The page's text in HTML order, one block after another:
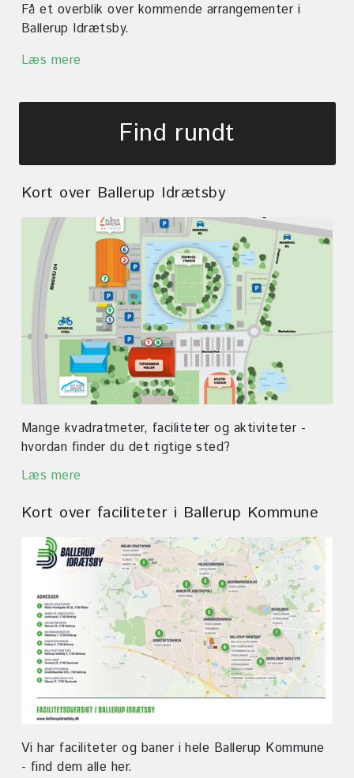
Få et overblik over kommende arrangementer i
Ballerup Idrætsby.
Læs mere
Find rundt
Kort over Ballerup Idrætsby
Mange kvadratmeter, faciliteter og aktiviteter -
hvordan finder du det rigtige sted?
Læs mere
Kort over faciliteter i Ballerup Kommune
Vi har faciliteter og baner i hele Ballerup Kommune
- find dem alle her.